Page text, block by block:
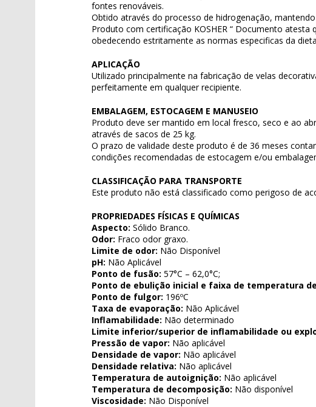
fontes renováveis.
Obtido através do processo de hidrogenação,
Produto com certificação KOSHER “ Documento
obedecendo estritamente as normas especificas da
APLICAÇÃO
Utilizado principalmente na fabricação de velas
perfeitamente em qualquer recipiente.
EMBALAGEM, ESTOCAGEM E MANUSEIO
Produto deve ser mantido em local fresco, seco e ao
através de sacos de 25 kg.
O prazo de validade deste produto é de 36 meses
condições recomendadas de estocagem e/ou
CLASSIFICAÇÃO PARA TRANSPORTE
Este produto não está classificado como perigoso de
PROPRIEDADES FÍSICAS E QUÍMICAS
Aspecto: Sólido Branco.
Odor: Fraco odor graxo.
Limite de odor: Não Disponível
pH: Não Aplicável
Ponto de fusão: 57°C – 62,0°C;
Ponto de ebulição inicial e faixa de temperatura
Ponto de fulgor: 196ºC
Taxa de evaporação: Não Aplicável
Inflamabilidade: Não determinado
Limite inferior/superior de inflamabilidade ou
Pressão de vapor: Não aplicável
Densidade de vapor: Não aplicável
Densidade relativa: Não aplicável
Temperatura de autoignição: Não aplicável
Temperatura de decomposição: Não disponível
Viscosidade: Não Disponível